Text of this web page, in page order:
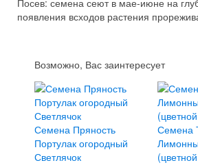
Посев: семена сеют в мае-июне на
появления всходов растения
Возможно, Вас заинтересует
Семена Пряность
Портулак огородный
Светлячок
Семена